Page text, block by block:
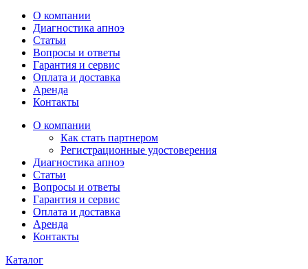
О компании
Диагностика апноэ
Статьи
Вопросы и ответы
Гарантия и сервис
Оплата и доставка
Аренда
Контакты
О компании
Как стать партнером
Регистрационные удостоверения
Диагностика апноэ
Статьи
Вопросы и ответы
Гарантия и сервис
Оплата и доставка
Аренда
Контакты
Каталог